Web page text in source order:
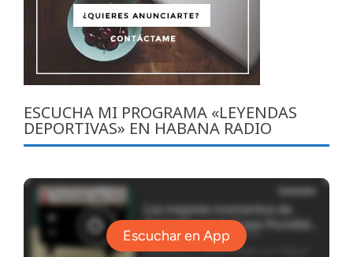
ESCUCHA MI PROGRAMA «LEYENDAS
DEPORTIVAS» EN HABANA RADIO